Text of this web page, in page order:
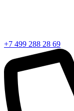
+7 499 288 28 69